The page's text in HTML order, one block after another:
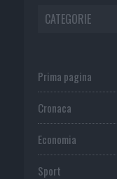
CATEGORIE
Prima pagina
Cronaca
Economia
Sport